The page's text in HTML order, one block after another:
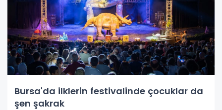
Bursa'da ilklerin festivalinde çocuklar da
şen şakrak